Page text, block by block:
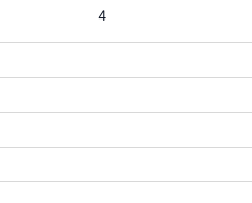
4